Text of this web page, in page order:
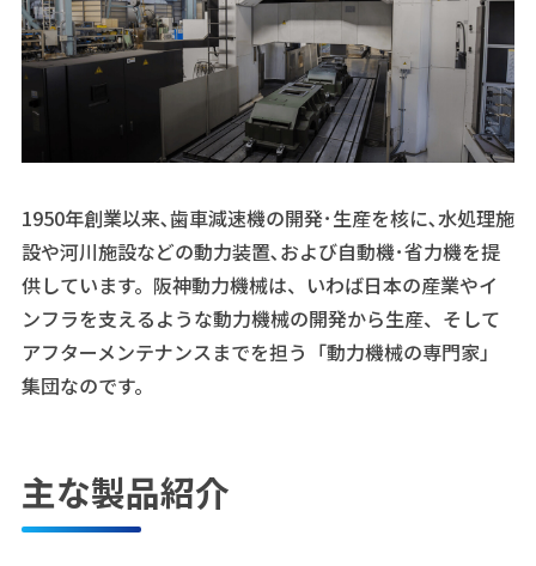
1950年創業以来､歯車減速機の開発･生産を核に､水処理施
設や河川施設などの動力装置､および自動機･省力機を提
供しています。阪神動力機械は、いわば日本の産業やイ
ンフラを支えるような動力機械の開発から生産、そして
アフターメンテナンスまでを担う「動力機械の専門家」
集団なのです。
主な製品紹介